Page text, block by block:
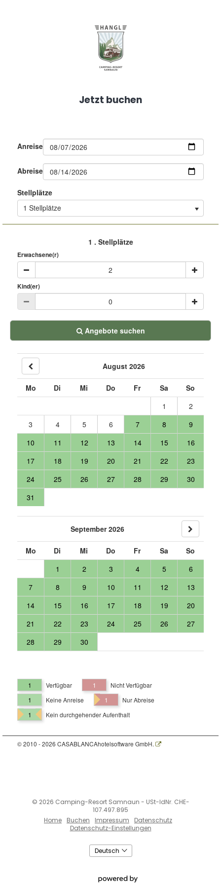
Jetzt buchen
Anreise
Abreise
Stellplätze
1 Stellplätze
1 . Stellplätze
Erwachsene(r)
Kind(er)
Angebote suchen
August 2026
Mo Di Mi Do Fr Sa
So
1
2
3
4 5 6 7 8
9
10
11 12 13 14 15
16
17
18 19 20 21 22
23
24
25 26 27 28 29
30
31
September 2026
Mo Di Mi Do Fr Sa
So
1
2 3 4 5
6
7
8 9 10 11 12
13
14
15 16 17 18 19
20
21
22 23 24 25 26
27
28
29 30
1 Verfügbar 1
Nicht Verfügbar
1
Keine Anreise 1
Nur Abreise
1
Kein durchgehender Aufenthalt
© 2010 - 2026 CASABLANCAhotelsoftware GmbH.
© 2026 Camping-Resort Samnaun - USt-IdNr. CHE-
107.497.895
Home
Buchen Impressum
Datenschutz
Datenschutz-Einstellungen